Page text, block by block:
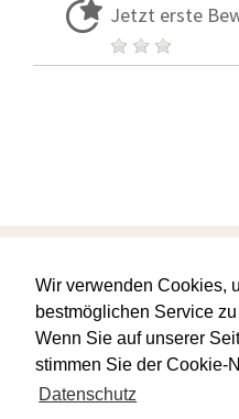
Wir verwenden Cookies,
bestmöglichen Service
Wenn Sie auf unserer
stimmen Sie der Cookie-
Datenschutz
Jetzt erste
Ihre